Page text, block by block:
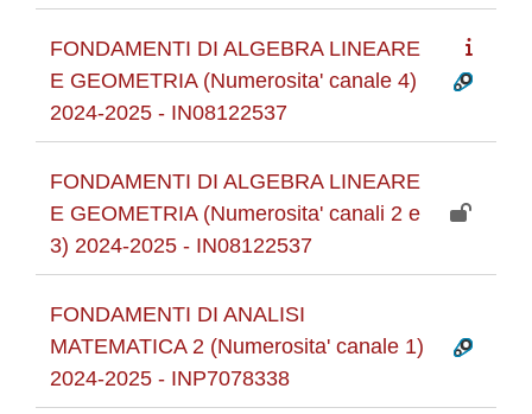
FONDAMENTI DI ALGEBRA LINEARE
E GEOMETRIA (Numerosita' canale 4)
2024-2025 - IN08122537
FONDAMENTI DI ALGEBRA LINEARE
E GEOMETRIA (Numerosita' canali 2 e
3) 2024-2025 - IN08122537
FONDAMENTI DI ANALISI
MATEMATICA 2 (Numerosita' canale 1)
2024-2025 - INP7078338